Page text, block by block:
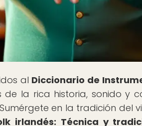
al Diccionario de
de la rica historia, sonido y
en la tradición del
irlandés: Técnica y